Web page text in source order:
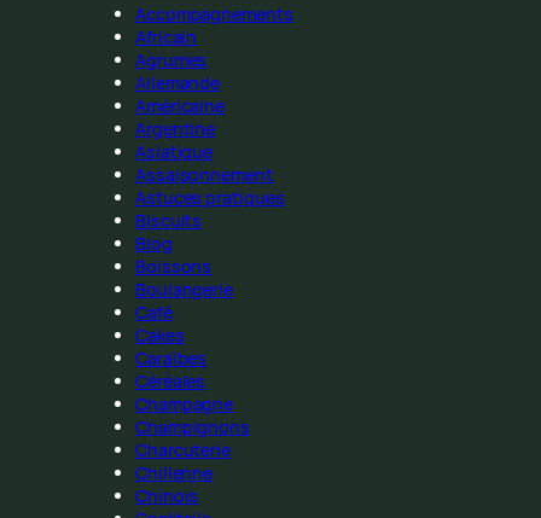
Accompagnements
Africain
Agrumes
Allemande
Américaine
Argentine
Asiatique
Assaisonnement
Astuces pratiques
Biscuits
Blog
Boissons
Boulangerie
Café
Cakes
Caraïbes
Céréales
Champagne
Champignons
Charcuterie
Chilienne
Chinois